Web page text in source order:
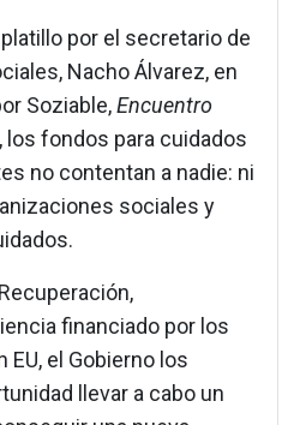
por el secretario de
Nacho Álvarez, en
Soziable,Encuentro
, los fondos para cuidados
no contentan a nadie: ni
sociales y
financiado por los
el Gobierno los
llevar a cabo un